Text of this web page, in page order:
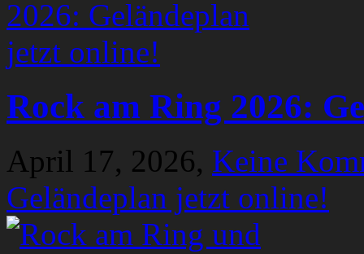
Rock am Ring 2026:
April 17, 2026, Keine
Geländeplan jetzt online!